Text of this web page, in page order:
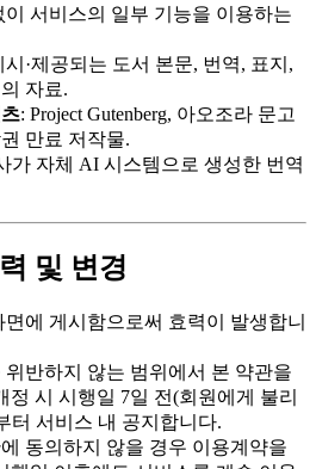
이 서비스의 일부 기능을 이용하는
·제공되는 도서 본문, 번역, 표지,
자료.
: Project Gutenberg, 아오조라 문고
만료 저작물.
가 자체 AI 시스템으로 생성한 번역
및 변경
에 게시함으로써 효력이 발생합니
반하지 않는 범위에서 본 약관을
정 시 시행일 7일 전(회원에게 불리
터 서비스 내 공지합니다.
동의하지 않을 경우 이용계약을